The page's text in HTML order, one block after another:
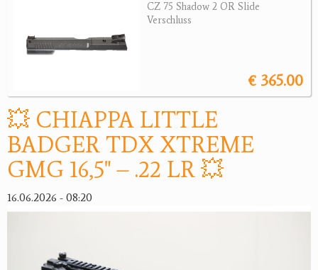
Bücher, Videos
Reviereinrichtungen
CZ 75 Shadow 2 OR Slide
Verschluss
€ 365.00
💥 CHIAPPA LITTLE
BADGER TDX XTREME
GMG 16,5" – .22 LR 💥
16.06.2026 - 08:20